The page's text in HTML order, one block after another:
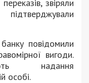
звіряли
повідомили
вигоди.
надання
особі.